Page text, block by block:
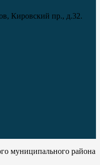
Кировский пр., д.32.
муниципального района